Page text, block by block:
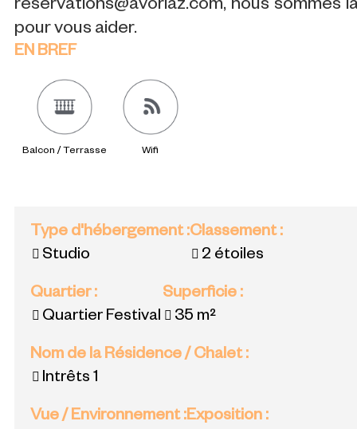
reservations@avoriaz.com, nous sommes
pour vous aider.
EN BREF
Balcon / Terrasse Wifi
Type d'hébergement:
Studio
Classement:
2 étoiles
Quartier:
Quartier Festival
Superficie :
35 m²
Nom de la Résidence / Chalet:
Intrêts 1
Vue / Environnement:Exposition :